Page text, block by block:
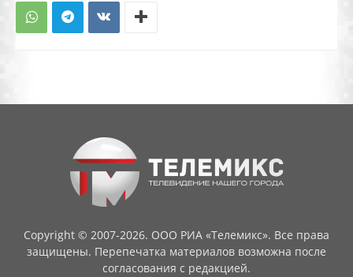
Copyright © 2007-2026. ООО РИА «Телемикс». Все права
защищены. Перепечатка материалов возможна после
согласования с редакцией.